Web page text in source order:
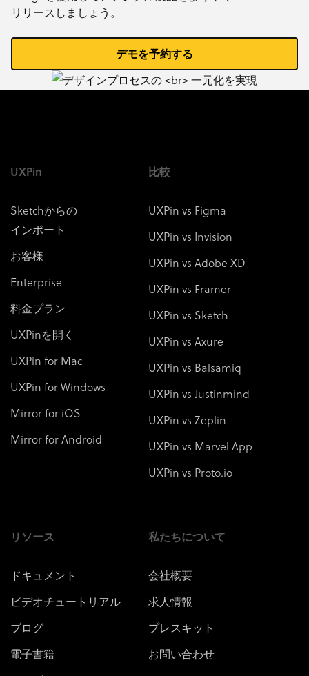
リリースしましょう。
デモを予約する
UXPin
Sketchからの
インポート
お客様
Enterprise
料金プラン
UXPinを開く
UXPin for Mac
UXPin for Windows
Mirror for iOS
Mirror for Android
比較
UXPin vs Figma
UXPin vs Invision
UXPin vs Adobe XD
UXPin vs Framer
UXPin vs Sketch
UXPin vs Axure
UXPin vs Balsamiq
UXPin vs Justinmind
UXPin vs Zeplin
UXPin vs Marvel App
UXPin vs Proto.io
リソース
ドキュメント
ビデオチュートリアル
ブログ
電子書籍
私たちについて
会社概要
求人情報
プレスキット
お問い合わせ